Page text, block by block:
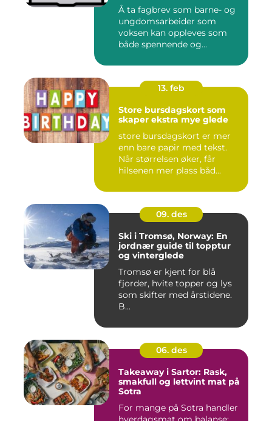
Å ta fagbrev som barne- og
ungdomsarbeider som
voksen kan oppleves som
både spennende og
13. feb
Store bursdagskort som
skaper ekstra mye glede
store bursdagskort er mer
enn bare papir med tekst.
Når størrelsen øker, får
hilsenen mer plass båd...
09. des
Ski i Tromsø, Norway: En
jordnær guide til topptur
og vinterglede
Tromsø er kjent for blå
fjorder, hvite topper og lys
som skifter med årstidene.
B...
06. des
Takeaway i Sartor: Rask,
smakfull og lettvint mat på
Sotra
For mange på Sotra handler